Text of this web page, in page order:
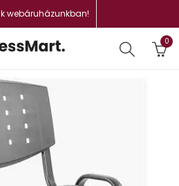
webáruházunkban!
0